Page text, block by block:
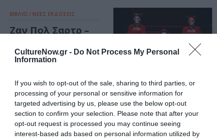
CultureNow.gr - Do Not Process My Personal
Information
If you wish to opt-out of the sale, sharing to third parties, or
processing of your personal or sensitive information for
targeted advertising by us, please use the below opt-out
section to confirm your selection. Please note that after your
opt-out request is processed you may continue seeing
interest-based ads based on personal information utilized by
ΒΙΒΛΙΟ / ΝΕΕΣ ΕΚΔΟΣΕΙΣ
Ζαν Πολ Σαρτρ –
των θυρών: Το
θεατρικό κείμενο
έκδοση από τις
εκδόσεις
Ενύπνιο
ΘΕΑΤΡΟ - ΧΟΡΟΣ / ΝΕΑ
Κεκλεισμένων